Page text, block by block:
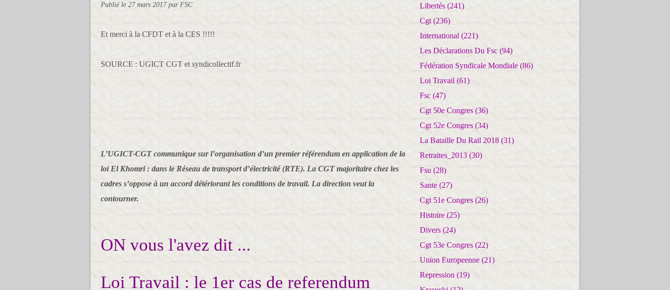
Publié le 27 mars 2017par FSC
Et merci à la CFDT et à la CES !!!!!
SOURCE : UGICT CGT et syndicollectif.fr
L’UGICT-CGT communique sur l’organisation d’un premier référendum en application de la
loi El Khomri : dans le Réseau de transport d’électricité (RTE). La CGT majoritaire chez les
cadres s’oppose à un accord détériorant les conditions de travail. La direction veut la
contourner.
ON vous l'avez dit ...
Loi Travail : le 1er cas de referendum
Libertés (241)
Cgt (236)
International (221)
Les Déclarations Du Fsc (94)
Fédération Syndicale Mondiale (86)
Loi Travail (61)
Fsc (47)
Cgt 50e Congres (36)
Cgt 52e Congres (34)
La Bataille Du Rail 2018 (31)
Retraites_2013 (30)
Fsu (28)
Sante (27)
Cgt 51e Congres (26)
Histoire (25)
Divers (24)
Cgt 53e Congres (22)
Union Europeenne (21)
Repression (19)